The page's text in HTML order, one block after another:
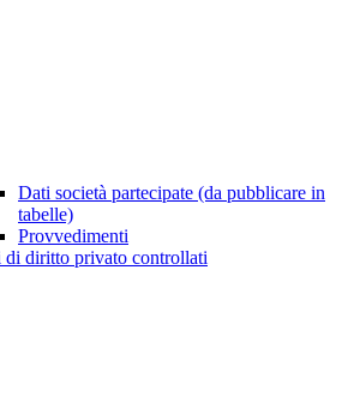
Dati società partecipate (da pubblicare in
tabelle)
Provvedimenti
di diritto privato controllati